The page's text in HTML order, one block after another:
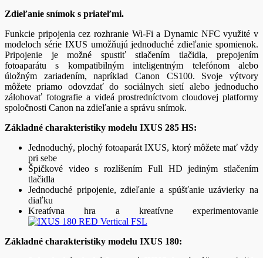
Zdieľanie snímok s priateľmi.
Funkcie pripojenia cez rozhranie Wi-Fi a Dynamic NFC využité v
modeloch série IXUS umožňujú jednoduché zdieľanie spomienok.
Pripojenie je možné spustiť stlačením tlačidla, prepojením
fotoaparátu s kompatibilným inteligentným telefónom alebo
úložným zariadením, napríklad Canon CS100. Svoje výtvory
môžete priamo odovzdať do sociálnych sietí alebo jednoducho
zálohovať fotografie a videá prostredníctvom cloudovej platformy
spoločnosti Canon na zdieľanie a správu snímok.
Základné charakteristiky modelu IXUS 285 HS:
Jednoduchý, plochý fotoaparát IXUS, ktorý môžete mať vždy
pri sebe
Špičkové video s rozlíšením Full HD jediným stlačením
tlačidla
Jednoduché pripojenie, zdieľanie a spúšťanie uzávierky na
diaľku
Kreatívna hra a kreatívne experimentovanie
Základné charakteristiky modelu IXUS 180: